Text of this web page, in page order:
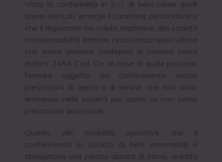
Vista la conferibilità in S.r.l. di beni come quelli
sopra elencati, emerge il carattere personalistico
che il legislatore ha voluto imprimere alla società
a responsabilità limitata, circostanza quest’ultima
che trova ulteriore conferma al comma sesto
dell’art. 2464 Cod. Civ. in base al quale possono
formare oggetto del conferimento anche
prestazioni di opera o di servizi, che non sono
ammesse nelle società per azioni se non come
prestazioni accessorie.
Quanto alle modalità operative, per il
conferimento in società di beni immateriali è
obbligatoria una perizia giurata di stima, redatta